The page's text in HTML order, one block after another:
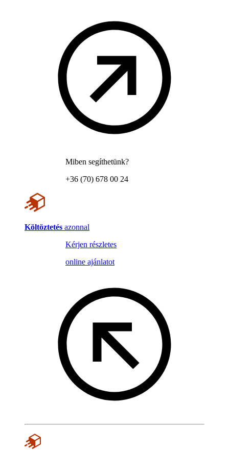
Miben segíthetünk?
+36 (70) 678 00 24
Költöztetés azonnal
Kérjen részletes
online ajánlatot